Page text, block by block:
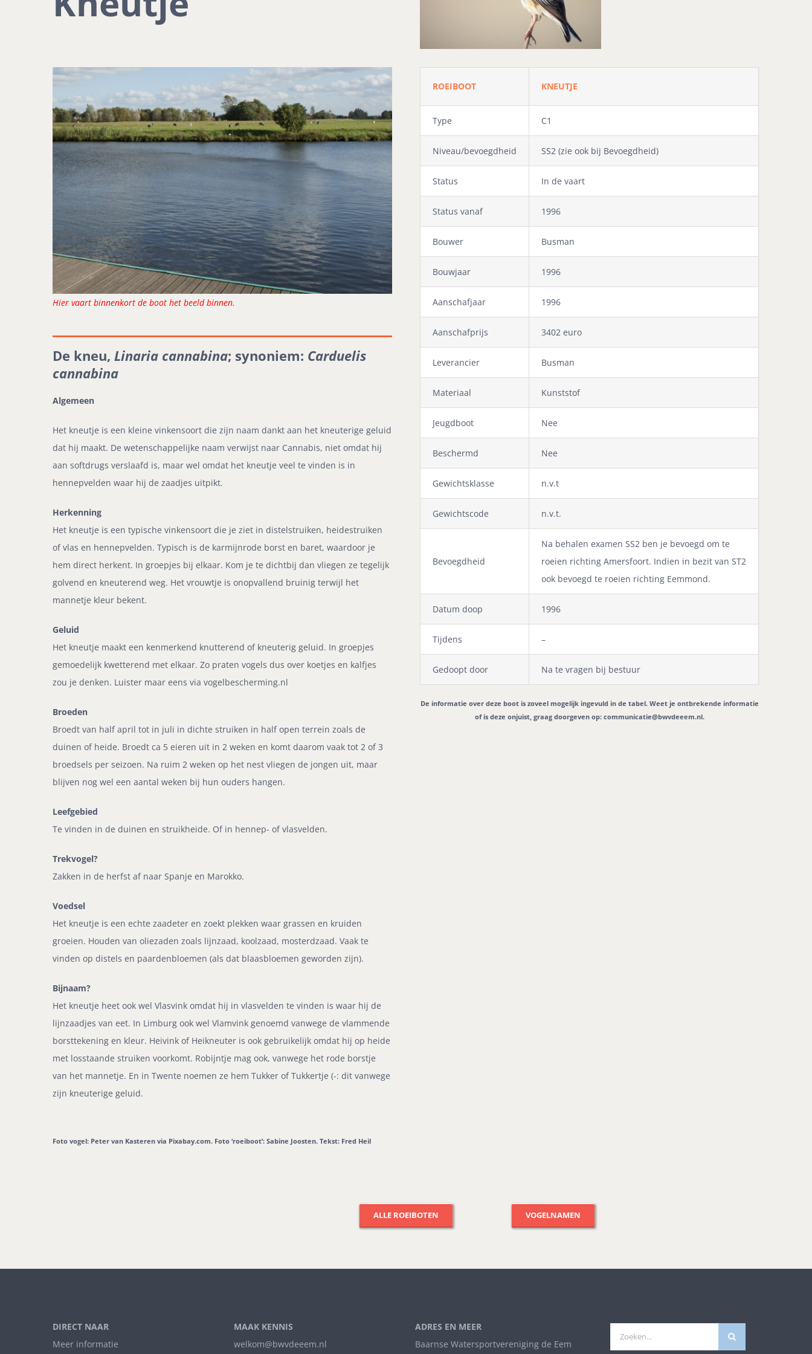
Hier vaart binnenkort de boot het beeld binnen.
De kneu, Linaria cannabina; synoniem: Carduelis
cannabina
Algemeen
Het kneutje is een kleine vinkensoort die zijn naam dankt aan het kneuterige geluid
dat hij maakt. De wetenschappelijke naam verwijst naar Cannabis, niet omdat hij
aan softdrugs verslaafd is, maar wel omdat het kneutje veel te vinden is in
hennepvelden waar hij de zaadjes uitpikt.
Herkenning
Het kneutje is een typische vinkensoort die je ziet in distelstruiken, heidestruiken
of vlas en hennepvelden. Typisch is de karmijnrode borst en baret, waardoor je
hem direct herkent. In groepjes bij elkaar. Kom je te dichtbij dan vliegen ze tegelijk
golvend en kneuterend weg. Het vrouwtje is onopvallend bruinig terwijl het
mannetje kleur bekent.
Geluid
Het kneutje maakt een kenmerkend knutterend of kneuterig geluid. In groepjes
gemoedelijk kwetterend met elkaar. Zo praten vogels dus over koetjes en kalfjes
zou je denken. Luister maar eens via vogelbescherming.nl
Broeden
Broedt van half april tot in juli in dichte struiken in half open terrein zoals de
duinen of heide. Broedt ca 5 eieren uit in 2 weken en komt daarom vaak tot 2 of 3
broedsels per seizoen. Na ruim 2 weken op het nest vliegen de jongen uit, maar
blijven nog wel een aantal weken bij hun ouders hangen.
Leefgebied
Te vinden in de duinen en struikheide. Of in hennep- of vlasvelden.
Trekvogel?
Zakken in de herfst af naar Spanje en Marokko.
Voedsel
Het kneutje is een echte zaadeter en zoekt plekken waar grassen en kruiden
groeien. Houden van oliezaden zoals lijnzaad, koolzaad, mosterdzaad. Vaak te
vinden op distels en paardenbloemen (als dat blaasbloemen geworden zijn).
Bijnaam?
Het kneutje heet ook wel Vlasvink omdat hij in vlasvelden te vinden is waar hij de
lijnzaadjes van eet. In Limburg ook wel Vlamvink genoemd vanwege de vlammende
borsttekening en kleur. Heivink of Heikneuter is ook gebruikelijk omdat hij op heide
met losstaande struiken voorkomt. Robijntje mag ook, vanwege het rode borstje
van het mannetje. En in Twente noemen ze hem Tukker of Tukkertje (-: dit vanwege
zijn kneuterige geluid.
Foto vogel: Peter van Kasteren via Pixabay.com. Foto ‘roeiboot’: Sabine Joosten. Tekst: Fred Heil
ROEIBOOT KNEUTJE
Type C1
Niveau/bevoegdheid SS2 (zie ook bij Bevoegdheid)
Status In de vaart
Status vanaf 1996
Bouwer Busman
Bouwjaar 1996
Aanschafjaar 1996
Aanschafprijs 3402 euro
Leverancier Busman
Materiaal Kunststof
Jeugdboot Nee
Beschermd Nee
Gewichtsklasse n.v.t
Gewichtscode n.v.t.
Bevoegdheid
Na behalen examen SS2 ben je bevoegd om te
roeien richting Amersfoort. Indien in bezit van ST2
ook bevoegd te roeien richting Eemmond.
Datum doop 1996
Tijdens –
Gedoopt door Na te vragen bij bestuur
De informatie over deze boot is zoveel mogelijk ingevuld in de tabel. Weet je ontbrekende informatie
of is deze onjuist, graag doorgeven op:communicatie@bwvdeeem.nl.
ALLE ROEIBOTEN VOGELNAMEN
DIRECT NAAR
Meer informatie
MAAK KENNIS
welkom@bwvdeeem.nl
ADRES EN MEER
Baarnse Watersportvereniging de Eem
Zoeken
naar: